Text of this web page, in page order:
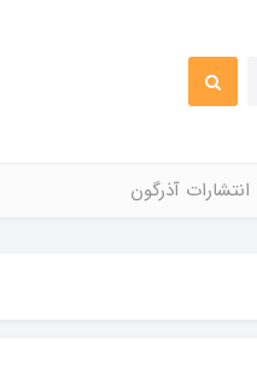
انتشارات آذرگون